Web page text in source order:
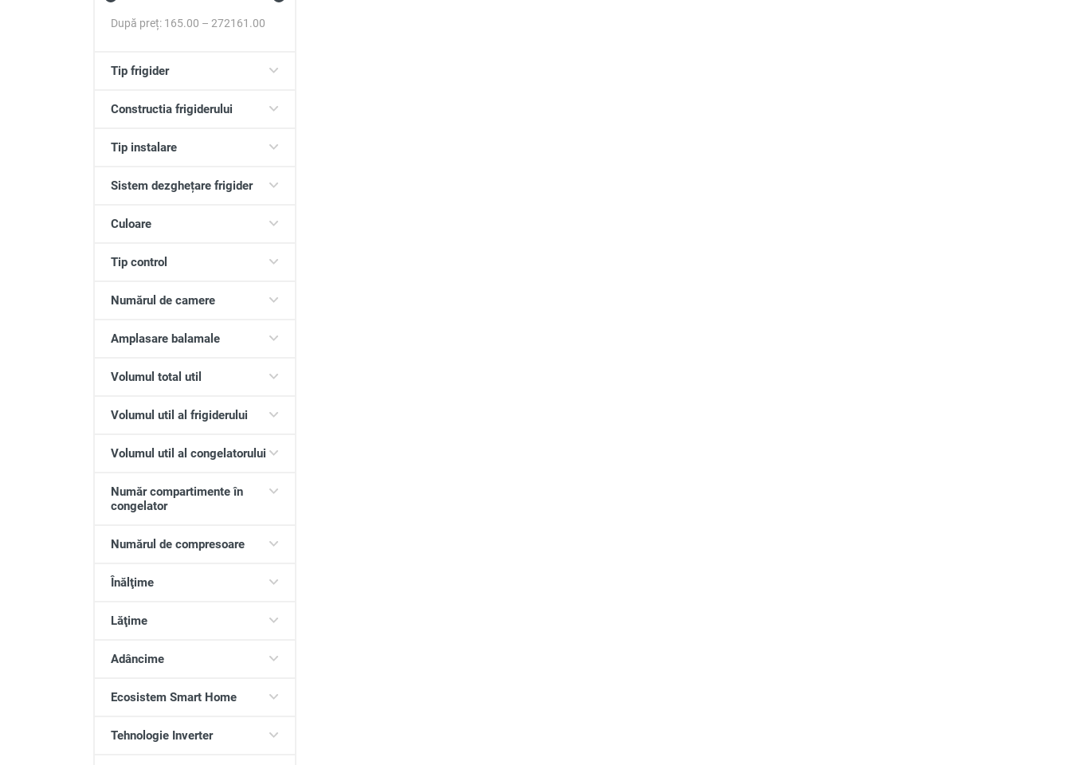
După preț: 165.00 – 272161.00
Tip frigider
Constructia frigiderului
Tip instalare
Sistem dezghețare frigider
Culoare
Tip control
Numărul de camere
Amplasare balamale
Volumul total util
Volumul util al frigiderului
Volumul util al congelatorului
Număr compartimente în
congelator
Numărul de compresoare
Înălţime
Lăţime
Adâncime
Ecosistem Smart Home
Tehnologie Inverter